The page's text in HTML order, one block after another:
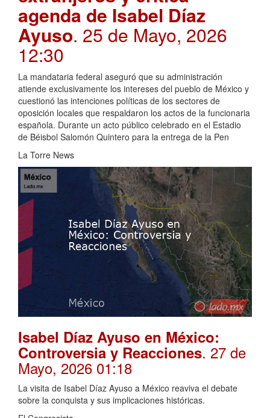
agenda de Isabel Díaz
Ayuso. 25 de Mayo, 2026
12:30
La mandataria federal aseguró que su administración
atiende exclusivamente los intereses del pueblo de México y
cuestionó las intenciones políticas de los sectores de
oposición locales que respaldaron los actos de la funcionaria
española. Durante un acto público celebrado en el Estadio
de Béisbol Salomón Quintero para la entrega de la Pen
La Torre News
Isabel Díaz Ayuso en México:
Controversia y Reacciones. 27 de
Mayo, 2026 01:18
La visita de Isabel Díaz Ayuso a México reaviva el debate
sobre la conquista y sus implicaciones históricas.